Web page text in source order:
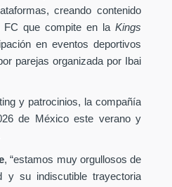
creando contenido
FC que compite en la Kings
en eventos deportivos
parejas organizada por Ibai
y patrocinios, la compañía
de México este verano y
, “estamos muy orgullosos de
y su indiscutible trayectoria